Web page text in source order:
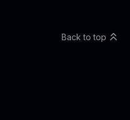
Back to top